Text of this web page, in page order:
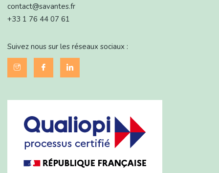
contact@savantes.fr
+33 1 76 44 07 61
Suivez nous sur les réseaux sociaux :